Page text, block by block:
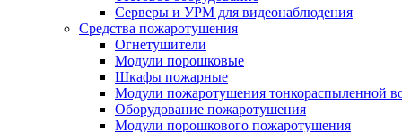
Серверы и УРМ для видеонаблюдения
Средства пожаротушения
Огнетушители
Модули порошковые
Шкафы пожарные
Модули пожаротушения тонкораспыленной
Оборудование пожаротушения
Модули порошкового пожаротушения